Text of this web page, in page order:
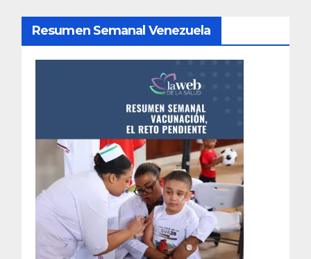
Resumen Semanal Venezuela